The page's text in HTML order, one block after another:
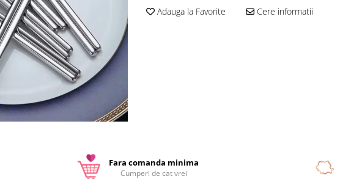
Adauga la Favorite Cere informatii
Fara comanda minima
Cumperi de cat vrei